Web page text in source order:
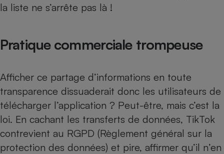
la liste ne s’arrête pas là !
Pratique commerciale trompeuse
Afficher ce partage d’informations en toute
transparence dissuaderait donc les utilisateurs de
télécharger l’application ? Peut-être, mais c’est la
loi. En cachant les transferts de données, TikTok
contrevient au RGPD (Règlement général sur la
protection des données) et pire, affirmer qu’il n’en
Robot ménager